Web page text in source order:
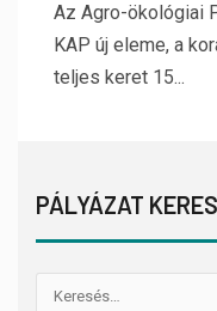
Az Agro-ökológiai
KAP új eleme, a
teljes keret 15...
PÁLYÁZAT